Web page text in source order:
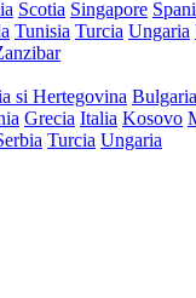
Scotia Singapore
Tunisia Turcia Ungaria
si Hertegovina Bulgaria
Grecia Italia Kosovo
Turcia Ungaria